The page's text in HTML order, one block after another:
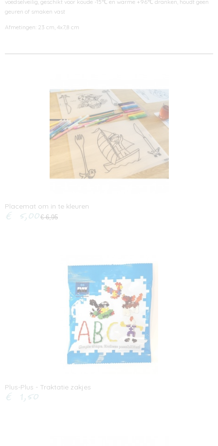
voedselveilig, geschikt voor koude -15℃ en warme +96℃ dranken, houdt geen
geuren of smaken vast
Afmetingen: 23 cm, 4x7,8 cm
Placemat om in te kleuren
€ 5,00 € 6,95
Plus-Plus - Traktatie zakjes
€ 1,50